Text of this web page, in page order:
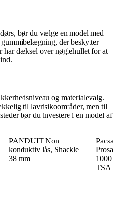
bør du vælge en model med
der beskytter
har dæksel over nøglehullet for at
og materialevalg.
til lavrisikoområder, men til
bør du investere i en model af
PANDUIT Non-
konduktiv lås, Shackle
38 mm
1000
TSA